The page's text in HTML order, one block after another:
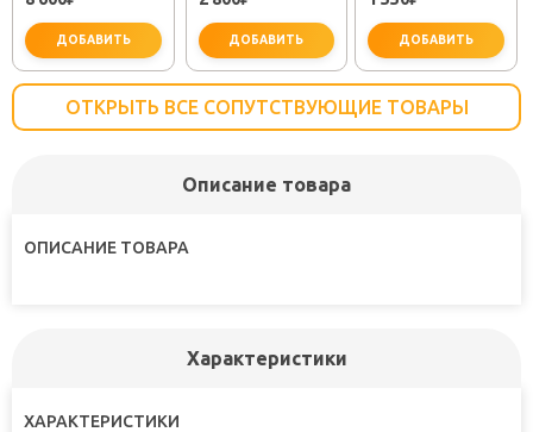
не забудьте купить
ДОБАВИТЬ
не забудьте купить
ДОБАВИТЬ ДОБАВИТЬ
ОТКРЫТЬ ВСЕ СОПУТСТВУЮЩИЕ ТОВАРЫ
Описание товара
ОПИСАНИЕ ТОВАРА
Характеристики
ХАРАКТЕРИСТИКИ